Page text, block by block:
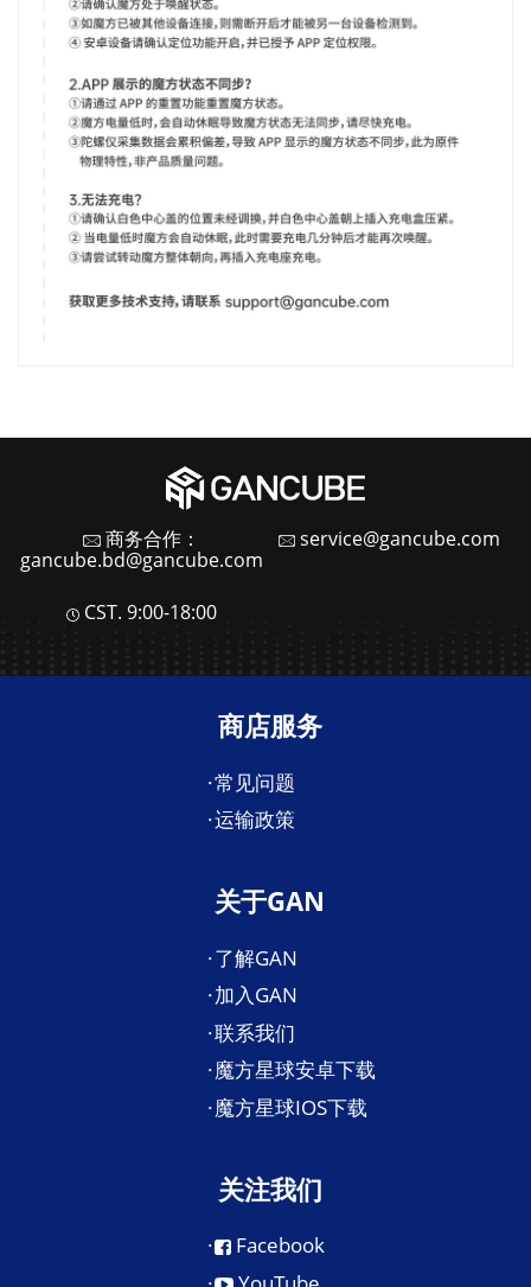
商务合作：
gancube.bd@gancube.com
service@gancube.com
CST. 9:00-18:00
商店服务
常见问题
运输政策
关于GAN
了解GAN
加入GAN
联系我们
魔方星球安卓下载
魔方星球IOS下载
关注我们
Facebook